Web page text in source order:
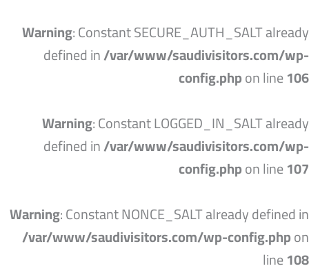
Warning: Constant SECURE_AUTH_SALT already
defined in/var/www/saudivisitors.com/wp-
config.phpon line106
Warning: Constant LOGGED_IN_SALT already
defined in/var/www/saudivisitors.com/wp-
config.phpon line107
Warning: Constant NONCE_SALT already defined in
/var/www/saudivisitors.com/wp-config.phpon
line108